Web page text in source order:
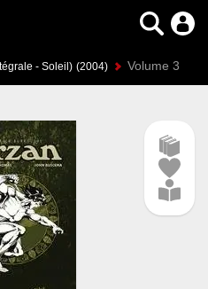
- Soleil) (2004) Volume 3